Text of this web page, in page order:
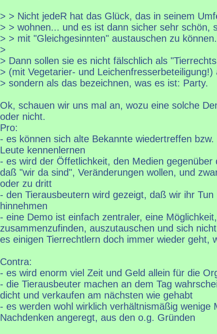
> > Nicht jedeR hat das Glück, das in seinem
> > wohnen... und es ist dann sicher sehr schön,
> > mit "Gleichgesinnten" austauschen zu können.
>
> Dann sollen sie es nicht fälschlich als
> (mit Vegetarier- und Leichenfresserbeteiligung!)
> sondern als das bezeichnen, was es ist: Party.
Ok, schauen wir uns mal an, wozu eine solche
oder nicht.
Pro:
- es können sich alte Bekannte wiedertreffen
Leute kennenlernen
- es wird der Öffetlichkeit, den Medien gegenüber
daß "wir da sind", Veränderungen wollen, und
oder zu dritt
- den Tierausbeutern wird gezeigt, daß wir ihr
hinnehmen
- eine Demo ist einfach zentraler, eine
zusammenzufinden, auszutauschen und sich
es einigen Tierrechtlern doch immer wieder geht,
Contra:
- es wird enorm viel Zeit und Geld allein für die
- die Tierausbeuter machen an dem Tag
dicht und verkaufen am nächsten wie gehabt
- es werden wohl wirklich verhältnismäßig wenige
Nachdenken angeregt, aus den o.g. Gründen